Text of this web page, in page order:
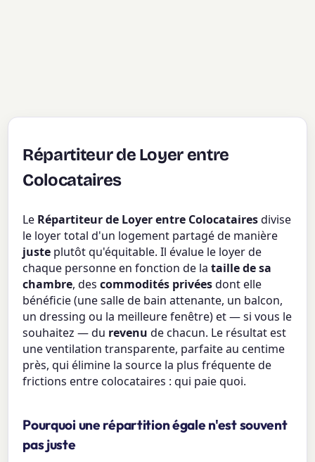
Répartiteur de Loyer entre
Colocataires
Le Répartiteur de Loyer entre Colocatairesdivise
le loyer total d'un logement partagé de manière
juste plutôt qu'équitable. Il évalue le loyer de
chaque personne en fonction de lataille de sa
chambre, descommodités privéesdont elle
bénéficie (une salle de bain attenante, un balcon,
un dressing ou la meilleure fenêtre) et — si vous le
souhaitez — du revenu de chacun. Le résultat est
une ventilation transparente, parfaite au centime
près, qui élimine la source la plus fréquente de
frictions entre colocataires : qui paie quoi.
Pourquoi une répartition égale n'est souvent
pas juste